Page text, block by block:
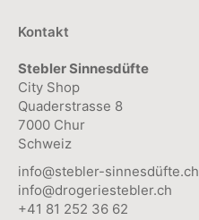
Kontakt
Stebler Sinnesdüfte
City Shop
Quaderstrasse 8
7000 Chur
Schweiz
info@stebler-sinnesdüfte.ch
info@drogeriestebler.ch
+41 81 252 36 62